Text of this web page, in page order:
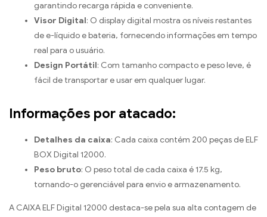
garantindo recarga rápida e conveniente.
Visor Digital: O display digital mostra os níveis restantes
de e-líquido e bateria, fornecendo informações em tempo
real para o usuário.
Design Portátil: Com tamanho compacto e peso leve, é
fácil de transportar e usar em qualquer lugar.
Informações por atacado:
Detalhes da caixa: Cada caixa contém 200 peças de ELF
BOX Digital 12000.
Peso bruto: O peso total de cada caixa é 17.5 kg,
tornando-o gerenciável para envio e armazenamento.
A CAIXA ELF Digital 12000 destaca-se pela sua alta contagem de